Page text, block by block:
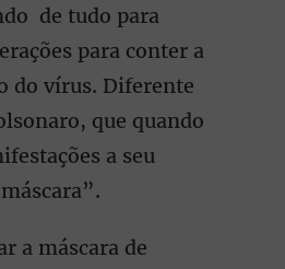
de tudo para
para conter a
do vírus. Diferente
que quando
a seu
a máscara de